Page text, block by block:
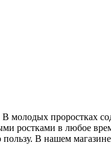
молодых проростках
ростками в любое
В нашем